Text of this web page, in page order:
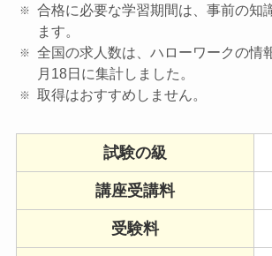
合格に必要な学習期間は、事前の知
ます。
全国の求人数は、ハローワークの情
月18日に集計しました。
取得はおすすめしません。
試験の級
講座受講料
受験料